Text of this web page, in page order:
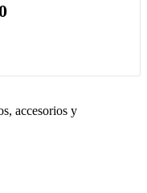
accesorios y